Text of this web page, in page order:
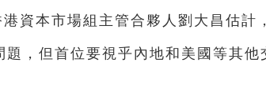
資本市場組主管合夥人劉大昌估計
題，但首位要視乎內地和美國等其